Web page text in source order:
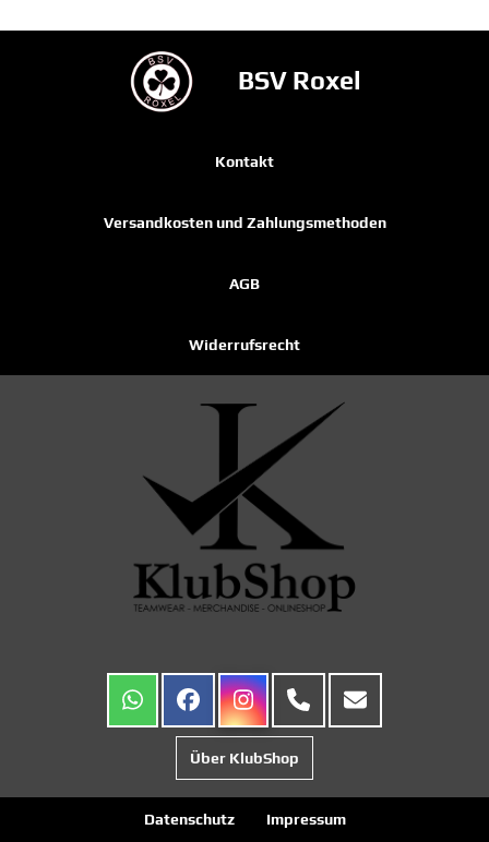
BSV Roxel
Kontakt
Versandkosten und Zahlungsmethoden
AGB
Widerrufsrecht
Über KlubShop
Datenschutz Impressum